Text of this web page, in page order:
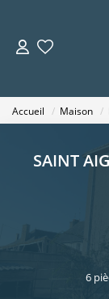
Accueil Maison
SAINT
6